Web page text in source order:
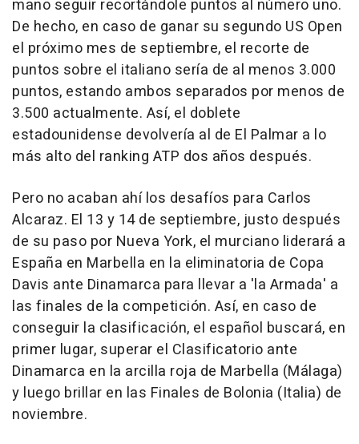
mano seguir recortándole puntos al número uno.
De hecho, en caso de ganar su segundo US Open
el próximo mes de septiembre, el recorte de
puntos sobre el italiano sería de al menos 3.000
puntos, estando ambos separados por menos de
3.500 actualmente. Así, el doblete
estadounidense devolvería al de El Palmar a lo
más alto del ranking ATP dos años después.
Pero no acaban ahí los desafíos para Carlos
Alcaraz. El 13 y 14 de septiembre, justo después
de su paso por Nueva York, el murciano liderará a
España en Marbella en la eliminatoria de Copa
Davis ante Dinamarca para llevar a 'la Armada' a
las finales de la competición. Así, en caso de
conseguir la clasificación, el español buscará, en
primer lugar, superar el Clasificatorio ante
Dinamarca en la arcilla roja de Marbella (Málaga)
y luego brillar en las Finales de Bolonia (Italia) de
noviembre.